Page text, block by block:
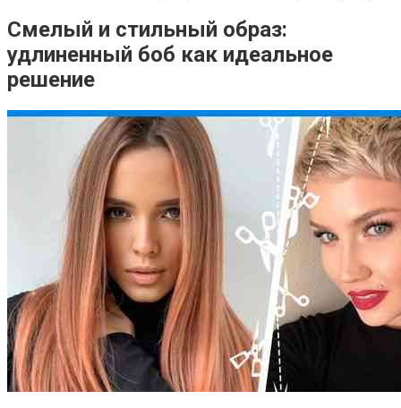
Смелый и стильный образ:
удлиненный боб как идеальное
решение